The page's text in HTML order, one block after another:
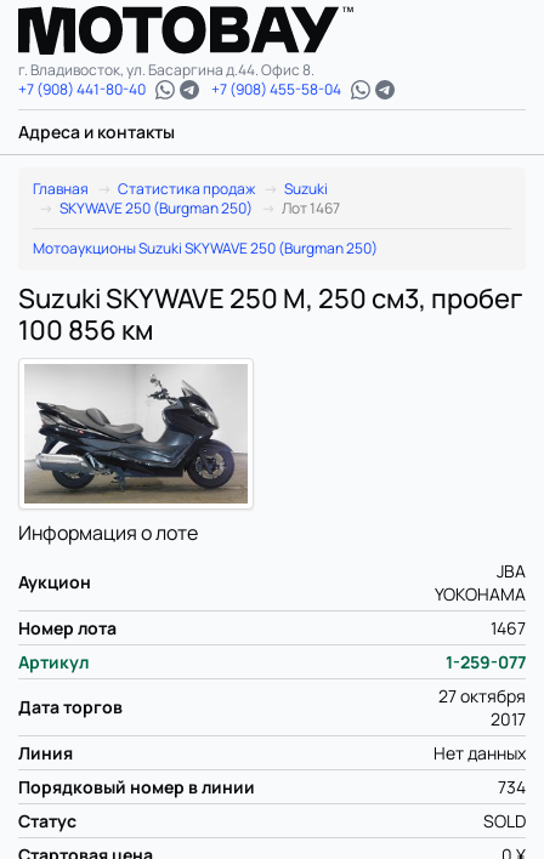
г. Владивосток, ул. Басаргина д.44. Офис 8.
+7 (908) 441-80-40
+7 (908) 455-58-04
Адреса и контакты
Главная Статистика продаж
Suzuki
SKYWAVE 250 (Burgman 250)
Лот 1467
Мотоаукционы Suzuki SKYWAVE 250 (Burgman 250)
Suzuki SKYWAVE 250 M, 250 см3, пробег
100 856 км
Информация о лоте
Аукцион
JBA
YOKOHAMA
Номер лота
1467
Артикул
1-259-077
Дата торгов
27 октября
2017
Линия
Нет данных
Порядковый номер в линии
734
Статус
SOLD